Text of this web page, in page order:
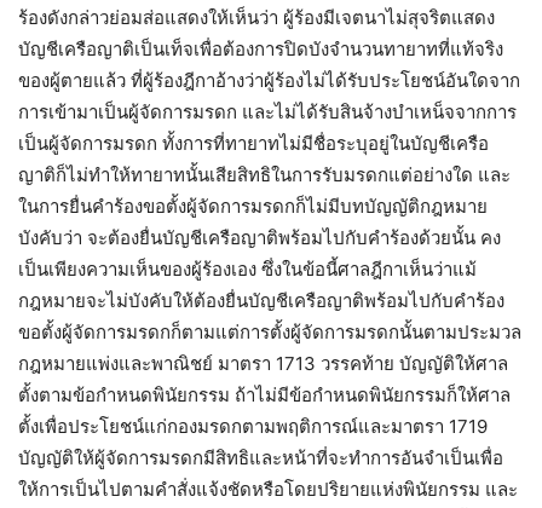
ร้องดังกล่าวย่อมส่อแสดงให้เห็นว่า ผู้ร้องมีเจตนาไม่สุจริตแสดง
บัญชีเครือญาติเป็นเท็จเพื่อต้องการปิดบังจำนวนทายาทที่แท้จริง
ของผู้ตายแล้ว ที่ผู้ร้องฎีกาอ้างว่าผู้ร้องไม่ได้รับประโยชน์อันใดจาก
การเข้ามาเป็นผู้จัดการมรดก และไม่ได้รับสินจ้างบำเหน็จจากการ
เป็นผู้จัดการมรดก ทั้งการที่ทายาทไม่มีชื่อระบุอยู่ในบัญชีเครือ
ญาติก็ไม่ทำให้ทายาทนั้นเสียสิทธิในการรับมรดกแต่อย่างใด และ
ในการยื่นคำร้องขอตั้งผู้จัดการมรดกก็ไม่มีบทบัญญัติกฎหมาย
บังคับว่า จะต้องยื่นบัญชีเครือญาติพร้อมไปกับคำร้องด้วยนั้น คง
เป็นเพียงความเห็นของผู้ร้องเอง ซึ่งในข้อนี้ศาลฎีกาเห็นว่าแม้
กฎหมายจะไม่บังคับให้ต้องยื่นบัญชีเครือญาติพร้อมไปกับคำร้อง
ขอตั้งผู้จัดการมรดกก็ตามแต่การตั้งผู้จัดการมรดกนั้นตามประมวล
กฎหมายแพ่งและพาณิชย์ มาตรา 1713 วรรคท้าย บัญญัติให้ศาล
ตั้งตามข้อกำหนดพินัยกรรม ถ้าไม่มีข้อกำหนดพินัยกรรมก็ให้ศาล
ตั้งเพื่อประโยชน์แก่กองมรดกตามพฤติการณ์และมาตรา 1719
บัญญัติให้ผู้จัดการมรดกมีสิทธิและหน้าที่จะทำการอันจำเป็นเพื่อ
ให้การเป็นไปตามคำสั่งแจ้งชัดหรือโดยปริยายแห่งพินัยกรรม และ